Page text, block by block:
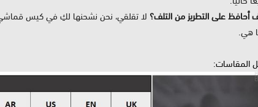
أحافظ على التطريز من التلف؟ لا تقلقي، نحن نشحنها لكِ في كيس قماشي
هي.
المقاسات: